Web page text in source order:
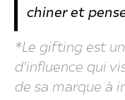
chiner et
*Le gifting est
d'influence qui
de sa marque à